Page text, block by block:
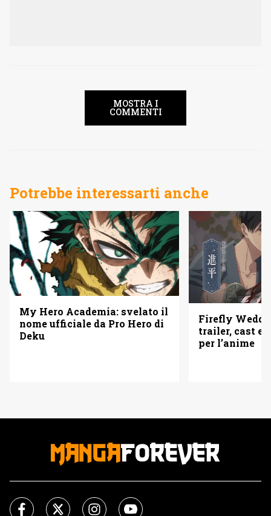
MOSTRA I
COMMENTI
Potrebbe interessarti anche
My Hero Academia: svelato il
nome ufficiale da Pro Hero di
Deku
Firefly
trailer, cast e
per l’anime